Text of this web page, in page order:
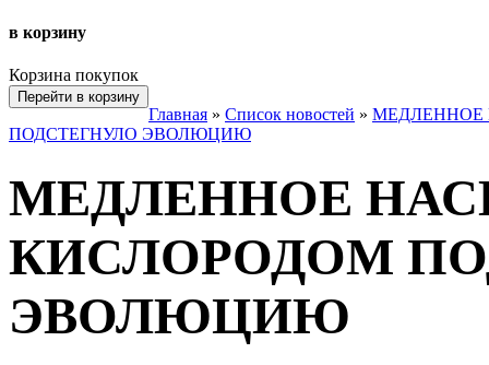
в корзину
Корзина покупок
Перейти в корзину
Главная » Список новостей » МЕДЛЕННОЕ
ПОДСТЕГНУЛО ЭВОЛЮЦИЮ
МЕДЛЕННОЕ
КИСЛОРОДОМ
ЭВОЛЮЦИЮ